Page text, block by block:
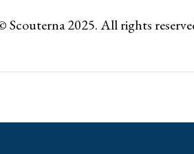
Scouterna 2025. All rights